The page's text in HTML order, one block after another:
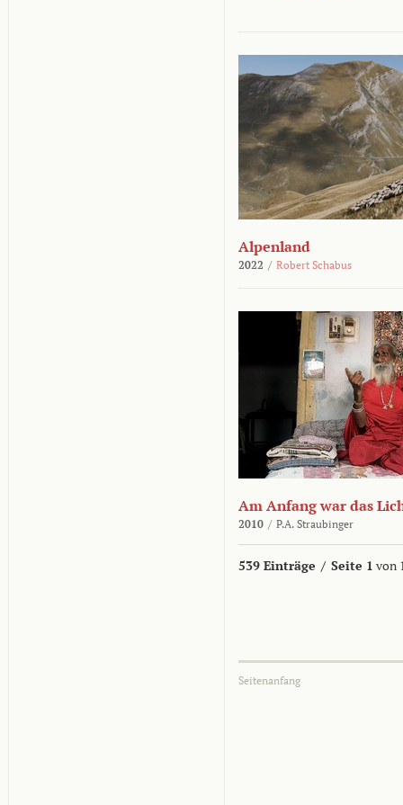
Alpenland
2022 / Robert Schabus
Am Anfang war das
2010 / P.A. Straubinger
539 Einträge / Seite 1 von
Seitenanfang